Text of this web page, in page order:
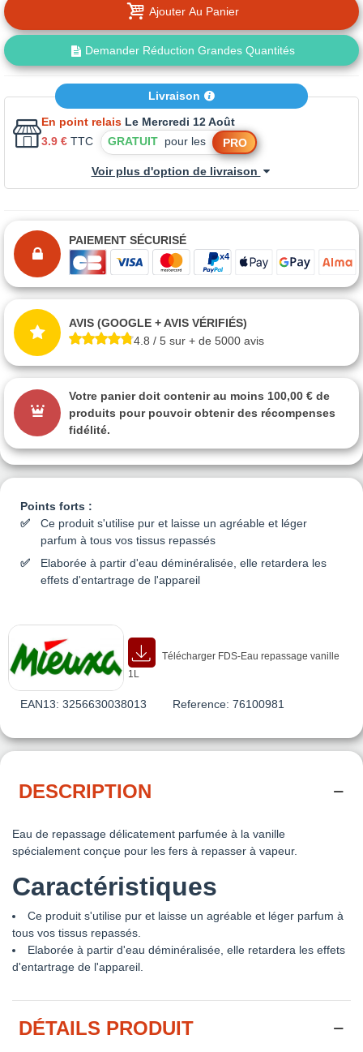
Points forts :
Ce produit s'utilise pur et laisse un agréable et léger
parfum à tous vos tissus repassés
Elaborée à partir d'eau déminéralisée, elle retardera les
effets d'entartrage de l'appareil
Télécharger FDS-Eau repassage vanille
1L
EAN13: 3256630038013 Reference: 76100981
Ajouter Au Panier
Demander Réduction Grandes Quantités
Livraison
En point relais Le Mercredi 12 Août
3.9 € TTC GRATUIT pour les PRO
Voir plus d'option de livraison
PAIEMENT SÉCURISÉ
AVIS (GOOGLE + AVIS VÉRIFIÉS)
4.8 / 5 sur + de 5000 avis
Votre panier doit contenir au moins 100,00 € de
produits pour pouvoir obtenir des récompenses
fidélité.
DESCRIPTION
Eau de repassage délicatement parfumée à la vanille
spécialement conçue pour les fers à repasser à vapeur.
Caractéristiques
Ce produit s'utilise pur et laisse un agréable et léger parfum à
tous vos tissus repassés.
Elaborée à partir d'eau déminéralisée, elle retardera les effets
d'entartrage de l'appareil.
DÉTAILS PRODUIT